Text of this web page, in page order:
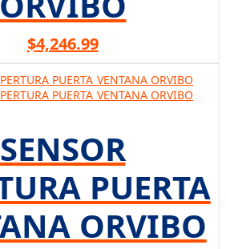
$4,246.99
SENSOR
PUERTA
ORVIBO